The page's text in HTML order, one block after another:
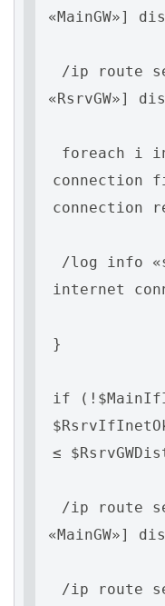
«MainGW»]
/ip route
«RsrvGW»]
foreach i
connection
connection
/log info
internet
}
if (
≤
/ip route
«MainGW»]
/ip route